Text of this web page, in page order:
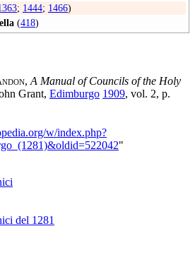
; 1444; 1466)
(418)
,A Manual of Councils of the Holy
Grant, Edimburgo 1909, vol. 2, p.
w/index.php?
"
del 1281